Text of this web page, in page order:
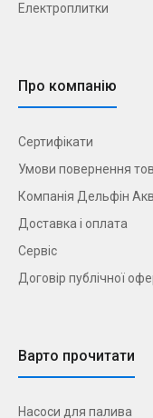
Електроплитки
Про компанію
Сертифікати
Умови повернення
Компанія Дельфін
Доставка і оплата
Сервіс
Договір публічної
Варто прочитати
Насоси для палива